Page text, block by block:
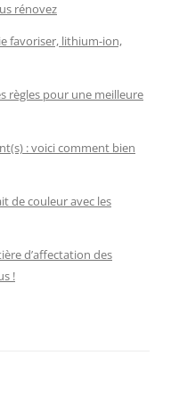
rénovez
favoriser, lithium-ion,
règles pour une meilleure
: voici comment bien
de couleur avec les
d’affectation des
!